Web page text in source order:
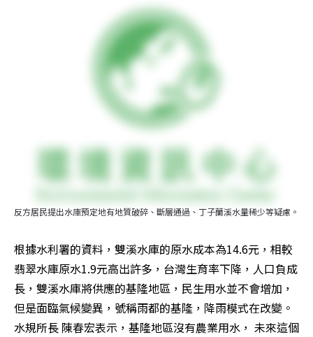
反方居民提出水庫預定地有地質破碎、斷層通過、丁子蘭溪水量稀少等疑慮。
根據水利署的資料，雙溪水庫的原水成本為14.6元，相較
翡翠水庫原水1.9元高出許多，台灣生育率下降，人口負成
長，雙溪水庫將供應的基隆地區，民生用水並不會增加，
但是面臨氣候變異，號稱雨都的基隆，降雨模式在改變。
水規所長 陳春宏表示，基隆地區沒有農業用水， 未來這個